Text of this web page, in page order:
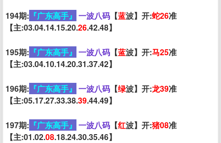
194期: 『广东高手』 一波八码【蓝波】开:蛇26准
【主:03.04.14.15.20.26.42.48】
195期: 『广东高手』 一波八码【蓝波】开:马25准
【主:03.04.10.14.20.31.37.42】
196期: 『广东高手』 一波八码【绿波】开:龙39准
【主:05.17.27.33.38.39.44.49】
197期: 『广东高手』 一波八码【红波】开:猪08准
【主:01.02.08.18.24.30.35.46】